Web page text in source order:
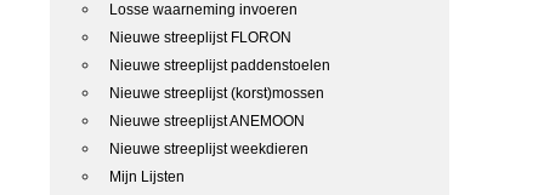
Losse waarneming invoeren
Nieuwe streeplijst FLORON
Nieuwe streeplijst paddenstoelen
Nieuwe streeplijst (korst)mossen
Nieuwe streeplijst ANEMOON
Nieuwe streeplijst weekdieren
Mijn Lijsten